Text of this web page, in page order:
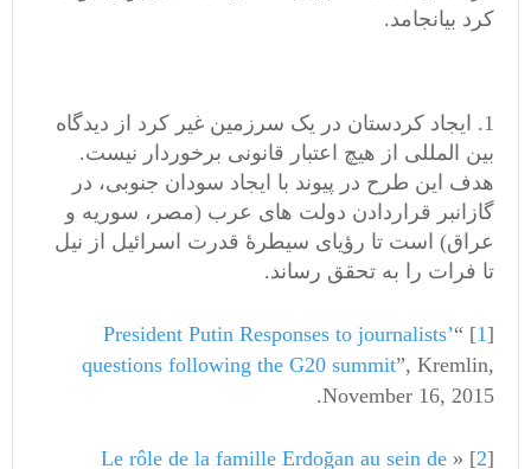
کرد بیانجامد.
ایجاد کردستان در یک سرزمین غیر کرد از دیدگاه
بین المللی از هیچ اعتبار قانونی برخوردار نیست.
هدف این طرح در پیوند با ایجاد سودان جنوبی، در
گازانبر قراردادن دولت های عرب (مصر، سوریه و
عراق) است تا رؤیای سیطرۀ قدرت اسرائیل از نیل
تا فرات را به تحقق رساند.
[
1
] “
President Putin Responses to journalists’
questions following the G20 summit”, Kremlin,
November 16, 2015.
[
2
] «
Le rôle de la famille Erdoğan au sein de